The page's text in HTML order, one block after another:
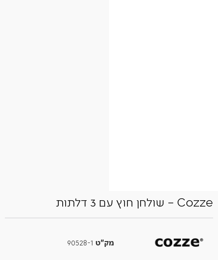
Cozze – שולחן חוץ עם 3 דלתות
מק"ט